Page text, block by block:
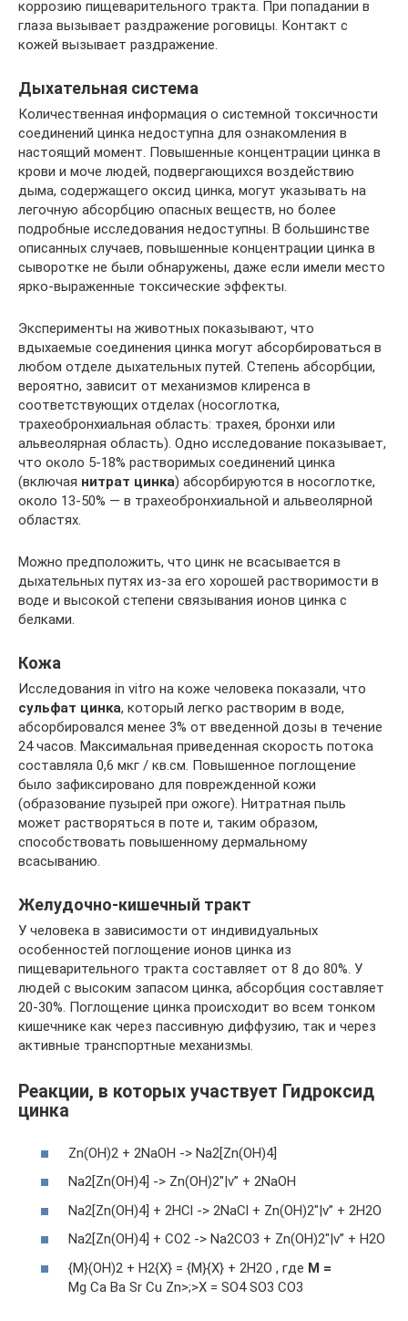
коррозию пищеварительного тракта. При попадании в
глаза вызывает раздражение роговицы. Контакт с
кожей вызывает раздражение.
Дыхательная система
Количественная информация о системной токсичности
соединений цинка недоступна для ознакомления в
настоящий момент. Повышенные концентрации цинка в
крови и моче людей, подвергающихся воздействию
дыма, содержащего оксид цинка, могут указывать на
легочную абсорбцию опасных веществ, но более
подробные исследования недоступны. В большинстве
описанных случаев, повышенные концентрации цинка в
сыворотке не были обнаружены, даже если имели место
ярко-выраженные токсические эффекты.
Эксперименты на животных показывают, что
вдыхаемые соединения цинка могут абсорбироваться в
любом отделе дыхательных путей. Степень абсорбции,
вероятно, зависит от механизмов клиренса в
соответствующих отделах (носоглотка,
трахеобронхиальная область: трахея, бронхи или
альвеолярная область). Одно исследование показывает,
что около 5-18% растворимых соединений цинка
(включая нитрат цинка) абсорбируются в носоглотке,
около 13-50% — в трахеобронхиальной и альвеолярной
областях.
Можно предположить, что цинк не всасывается в
дыхательных путях из-за его хорошей растворимости в
воде и высокой степени связывания ионов цинка с
белками.
Кожа
Исследования in vitro на коже человека показали, что
сульфат цинка, который легко растворим в воде,
абсорбировался менее 3% от введенной дозы в течение
24 часов. Максимальная приведенная скорость потока
составляла 0,6 мкг / кв.см. Повышенное поглощение
было зафиксировано для поврежденной кожи
(образование пузырей при ожоге). Нитратная пыль
может растворяться в поте и, таким образом,
способствовать повышенному дермальному
всасыванию.
Желудочно-кишечный тракт
У человека в зависимости от индивидуальных
особенностей поглощение ионов цинка из
пищеварительного тракта составляет от 8 до 80%. У
людей с высоким запасом цинка, абсорбция составляет
20-30%. Поглощение цинка происходит во всем тонком
кишечнике как через пассивную диффузию, так и через
активные транспортные механизмы.
Реакции, в которых участвует Гидроксид
цинка
Zn(OH)2 + 2NaOH -> Na2[Zn(OH)4]
Na2[Zn(OH)4] -> Zn(OH)2″|v” + 2NaOH
Na2[Zn(OH)4] + 2HCl -> 2NaCl + Zn(OH)2″|v” + 2H2O
Na2[Zn(OH)4] + CO2 -> Na2CO3 + Zn(OH)2″|v” + H2O
{M}(OH)2 + H2{X} = {M}{X} + 2H2O , где M =
Mg Ca Ba Sr Cu Zn>;>X = SO4 SO3 CO3